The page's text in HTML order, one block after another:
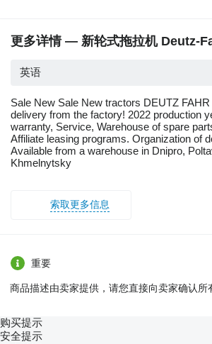
更多详情 — 新轮式拖拉机 Deutz-
英语
Sale New Sale New tractors DEUTZ
delivery from the factory! 2022 production
warranty, Service, Warehouse of spare
Affiliate leasing programs. Organization of
Available from a warehouse in Dnipro,
Khmelnytsky
索取更多信息
重要
商品描述由卖家提供，请您直接向卖家确认所
购买提示
安全提示